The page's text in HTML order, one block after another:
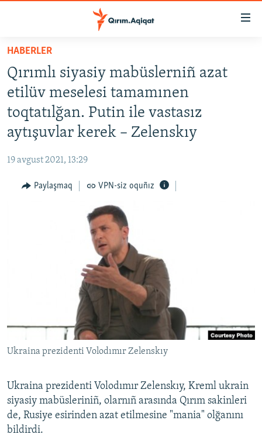
Esas
qaytmaq
Baş
navigatsiyağa
qaytmaq
Qıdıruvğa
HABERLER
SİYASET
İQTİSADİYAT
CEMİYET
İNSAN AQLARI
VİDEO
RFE/RS bütün saytları
HABERLER
Qırımlı siyasiy mabüslerniñ azat
etilüv meselesi tamamınen
toqtatılğan. Putin ile vastasız
aytışuvlar kerek – Zelenskıy
19 avgust 2021, 13:29
Paylaşmaq VPN-siz oquñız
Ukraina prezidenti Volodımır Zelenskıy
Ukraina prezidenti Volodımır Zelenskıy, Kreml ukrain
siyasiy mabüsleriniñ, olarnıñ arasında Qırım sakinleri
de, Rusiye esirinden azat etilmesine "mania" olğanını
bildirdi.